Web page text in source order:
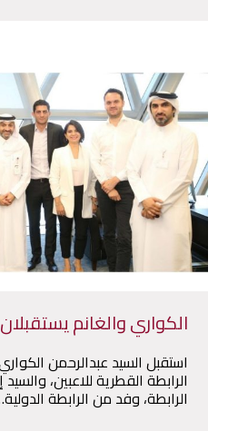
الكواري والغانم
استقبل السيد عبدالرحمن
الرابطة القطرية للاعبين،
الرابطة، وفد من الرابطة